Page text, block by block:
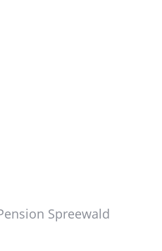
Spreewald